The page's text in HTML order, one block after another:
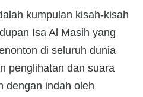
kumpulan kisah-kisah
Isa Al Masih yang
di seluruh dunia
penglihatan dan suara
dengan indah oleh